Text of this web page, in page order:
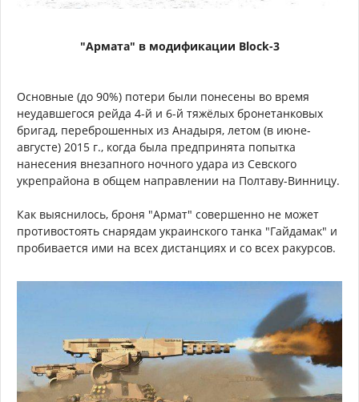
"Армата" в модификации Block-3
Основные (до 90%) потери были понесены во время
неудавшегося рейда 4-й и 6-й тяжёлых бронетанковых
бригад, переброшенных из Анадыря, летом (в июне-
августе) 2015 г., когда была предпринята попытка
нанесения внезапного ночного удара из Севского
укрепрайона в общем направлении на Полтаву-Винницу.
Как выяснилось, броня "Армат" совершенно не может
противостоять снарядам украинского танка "Гайдамак" и
пробивается ими на всех дистанциях и со всех ракурсов.